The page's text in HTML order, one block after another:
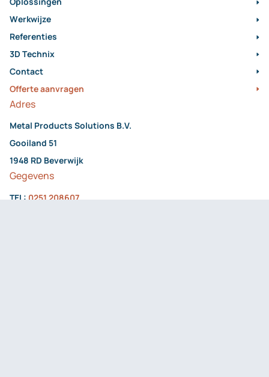
Werkwijze
Referenties
3D Technix
Contact
Offerteaanvragen
Adres
Metal Products Solutions B.V.
Gooiland 51
1948 RD Beverwijk
Gegevens
TEL:0251 208607